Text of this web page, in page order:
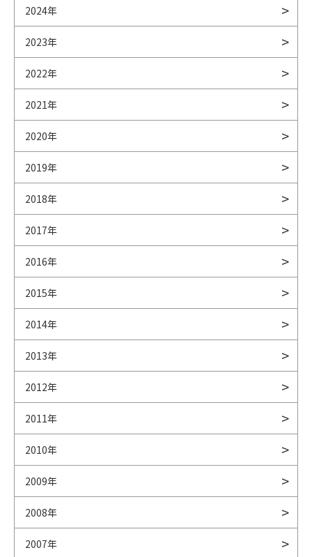
2024年
2023年
2022年
2021年
2020年
2019年
2018年
2017年
2016年
2015年
2014年
2013年
2012年
2011年
2010年
2009年
2008年
2007年